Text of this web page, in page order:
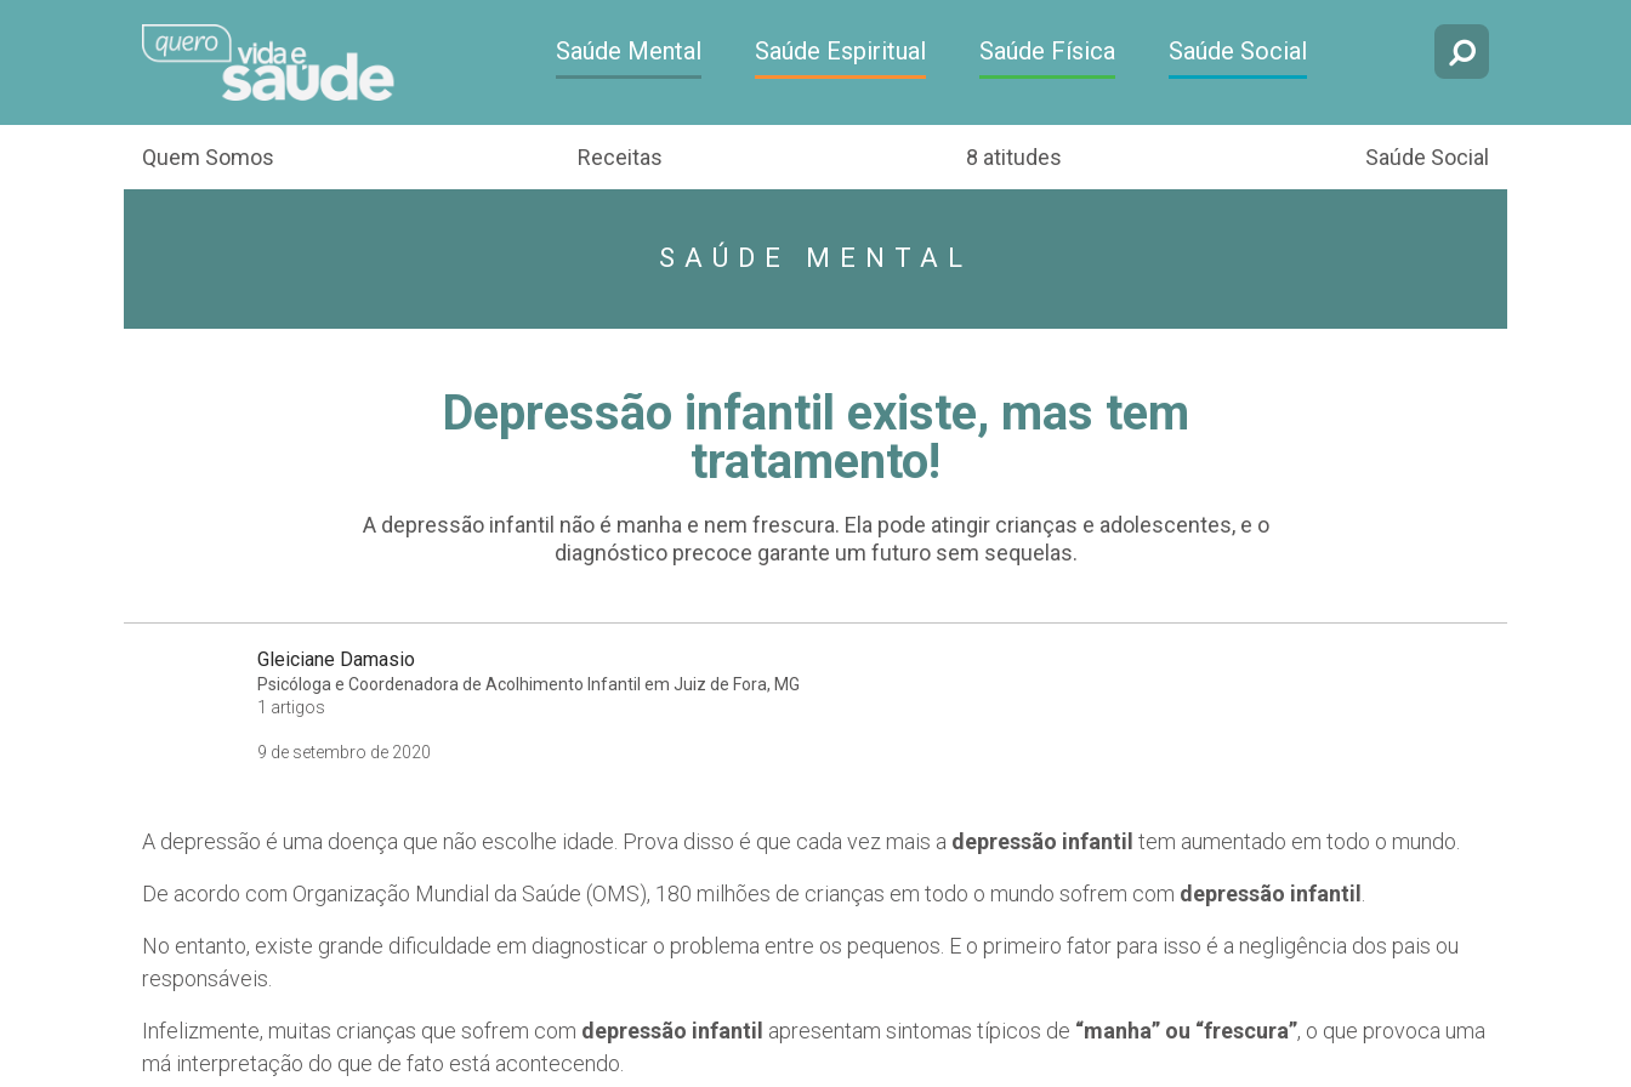
Saúde Mental Saúde Espiritual Saúde Física Saúde Social
Quem Somos Receitas 8 atitudes Saúde Social
SAÚDE MENTAL
Depressão infantil existe, mas tem
tratamento!
A depressão infantil não é manha e nem frescura. Ela pode atingir crianças e adolescentes, e o
diagnóstico precoce garante um futuro sem sequelas.
Gleiciane Damasio
Psicóloga e Coordenadora de Acolhimento Infantil em Juiz de Fora, MG
1 artigos
9 de setembro de 2020
A depressão é uma doença que não escolhe idade. Prova disso é que cada vez mais a depressão infantil tem aumentado em todo o mundo.
De acordo com Organização Mundial da Saúde (OMS), 180 milhões de crianças em todo o mundo sofrem com depressão infantil
No entanto, existe grande dificuldade em diagnosticar o problema entre os pequenos. E o primeiro fator para isso é a negligência dos pais ou
responsáveis.
Infelizmente, muitas crianças que sofrem com depressão infantil apresentam sintomas típicos de “manha” ou “frescura”, o que provoca uma
má interpretação do que de fato está acontecendo.